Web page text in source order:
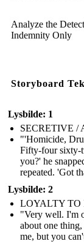
Analyze the
Indemnity Only
Storyboard
Lysbilde: 1
SECRETIVE /
"'Homicide,
Fifty-four sixty-
you?' he
repeated. 'Got
Lysbilde: 2
LOYALTY TO
"Very well. I'm
about one
me, but you